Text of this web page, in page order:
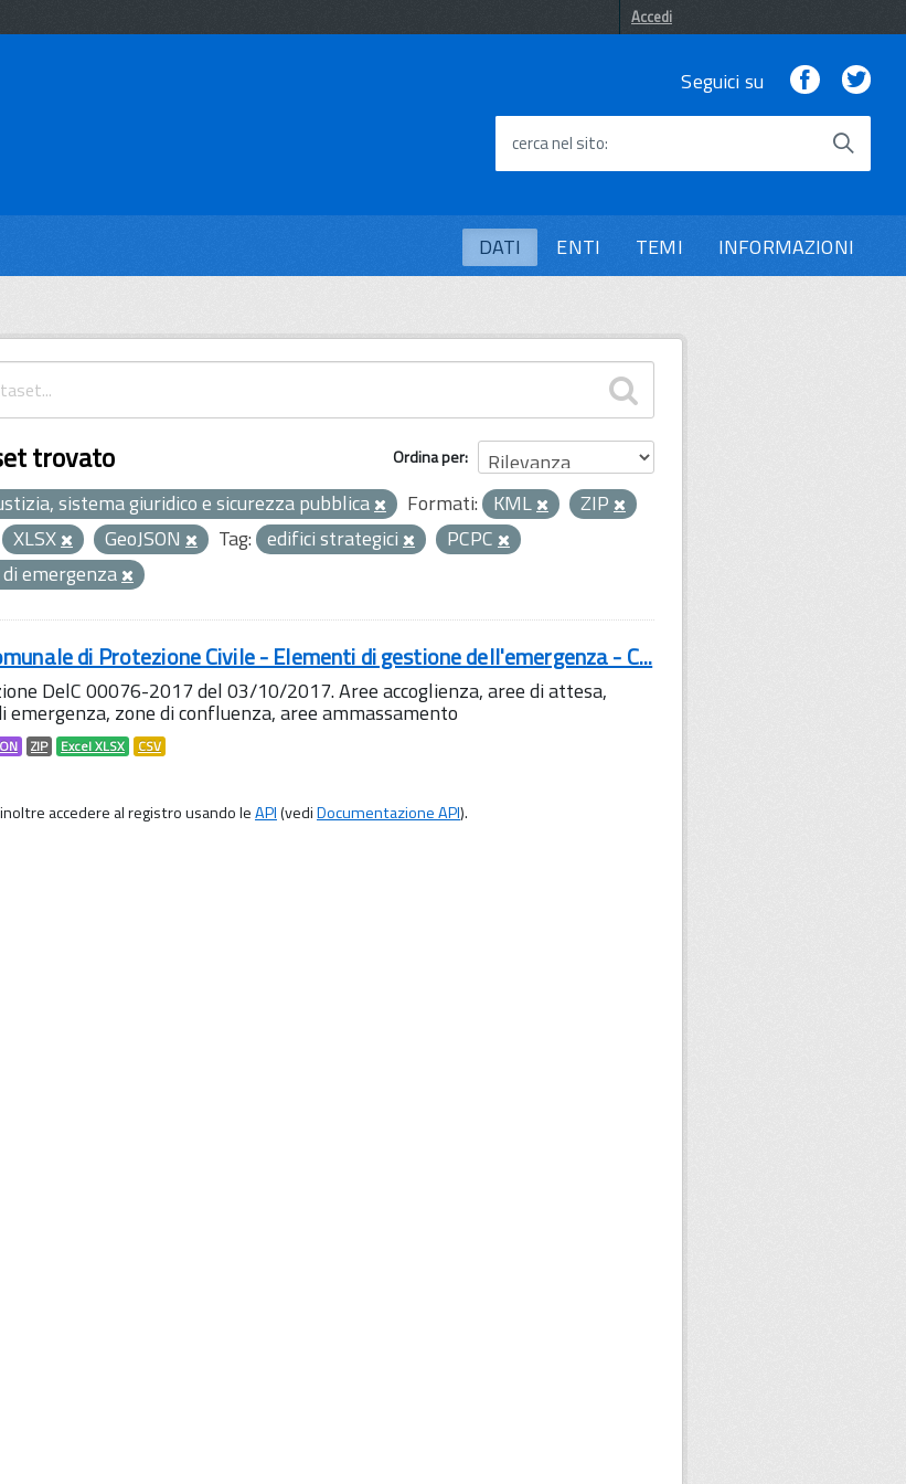
Accedi
Seguici su Facebook
cerca nel sito
DATI ENTI TEMI INFORMAZIONI
Ordina per
trovato
sistema giuridico e sicurezza pubblica Formati: KML
ZIP
XLSX GeoJSON Tag: edifici strategici
PCPC
emergenza
di Protezione Civile - Elementi di gestione dell'emergenza - C...
DelC 00076-2017 del 03/10/2017. Aree accoglienza, aree di attesa,
emergenza, zone di confluenza, aree ammassamento
ZIP Excel XLSX CSV
accedere al registro usando leAPI(vediDocumentazione API).